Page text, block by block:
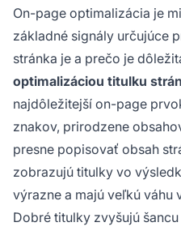
On-page optimalizácia je
základné signály určujúce
stránka je a prečo je
optimalizáciou titulku
najdôležitejší on-page
znakov, prirodzene
presne popisovať obsah
zobrazujú titulky vo
výrazne a majú veľkú
Dobré titulky zvyšujú